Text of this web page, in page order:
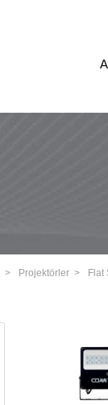
Projektörler Flat